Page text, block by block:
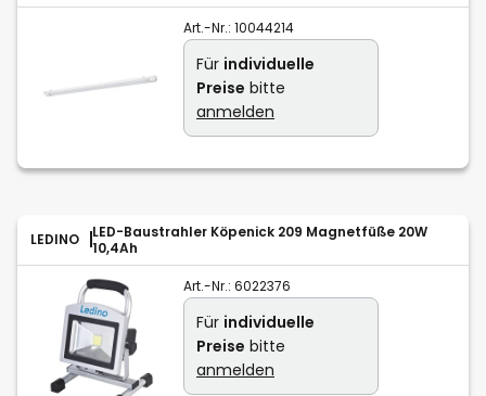
Art.-Nr.: 10044214
Für individuelle
Preise bitte
anmelden
LEDINO
LED-Baustrahler Köpenick 209 Magnetfüße 20W
10,4Ah
Art.-Nr.: 6022376
Für individuelle
Preise bitte
anmelden